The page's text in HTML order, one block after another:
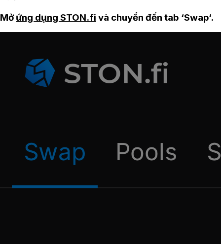
Mởứng dụng STON.fi và chuyển đến tab ‘Swap‘.